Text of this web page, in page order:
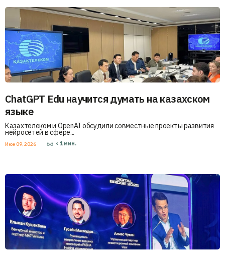
ChatGPT Edu научится думать на казахском
языке
Казахтелеком и OpenAI обсудили совместные проекты развития
нейросетей в сфере...
Июн 09, 2026 < 1 мин.